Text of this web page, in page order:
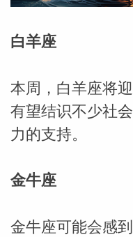
白羊座
本周，白羊座将
有望结识不少社
力的支持。
金牛座
金牛座可能会感